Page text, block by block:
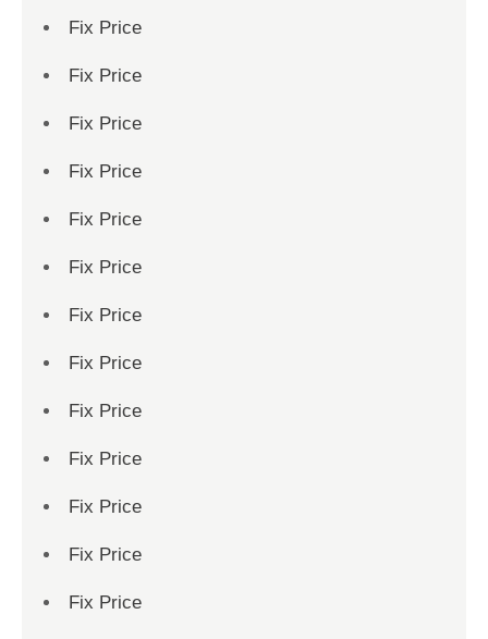
Fix Price
Fix Price
Fix Price
Fix Price
Fix Price
Fix Price
Fix Price
Fix Price
Fix Price
Fix Price
Fix Price
Fix Price
Fix Price